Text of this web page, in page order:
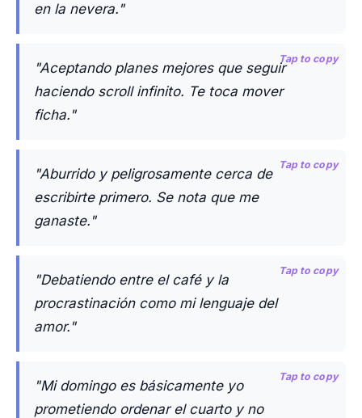
en la nevera."
"Aceptando planes mejores que seguir
haciendo scroll infinito. Te toca mover
ficha."
Tap to copy
"Aburrido y peligrosamente cerca de
escribirte primero. Se nota que me
ganaste."
Tap to copy
"Debatiendo entre el café y la
procrastinación como mi lenguaje del
amor."
Tap to copy
"Mi domingo es básicamente yo
prometiendo ordenar el cuarto y no
Tap to copy